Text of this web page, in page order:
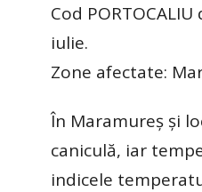
Cod
iulie.
Zone afectate:
În Maramureș și
caniculă, iar
indicele